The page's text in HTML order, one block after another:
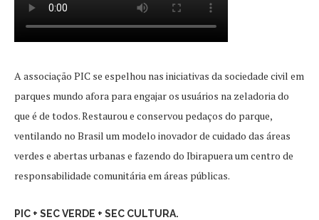
A associação PIC se espelhou nas iniciativas da sociedade civil em
parques mundo afora para engajar os usuários na zeladoria do
que é de todos. Restaurou e conservou pedaços do parque,
ventilando no Brasil um modelo inovador de cuidado das áreas
verdes e abertas urbanas e fazendo do Ibirapuera um centro de
responsabilidade comunitária em áreas públicas.
PIC + SEC VERDE + SEC CULTURA.